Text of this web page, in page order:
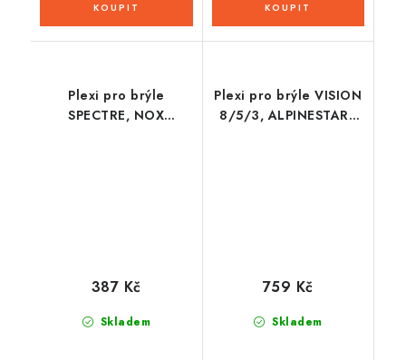
Plexi pro brýle
SPECTRE, NOX
Skladem
387 Kč
Plexi pro brýle VISION
8/5/3, ALPINESTARS
Skladem
759 Kč